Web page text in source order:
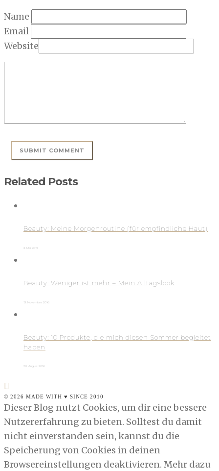
Name
Email
Website
Related Posts
Beauty: Meine Morgenroutine (für empfindliche Haut)
3. Mai 2019
Beauty: Weniger ist mehr – Mein Alltagslook
13. November 2016
Beauty: 10 Produkte, die mich diesen Sommer begleitet
haben
29. August 2016
© 2026 MADE WITH ♥ SINCE 2010
Dieser Blog nutzt Cookies, um dir eine bessere
Nutzererfahrung zu bieten. Solltest du damit
nicht einverstanden sein, kannst du die
Speicherung von Cookies in deinen
Browsereinstellungen deaktivieren. Mehr dazu